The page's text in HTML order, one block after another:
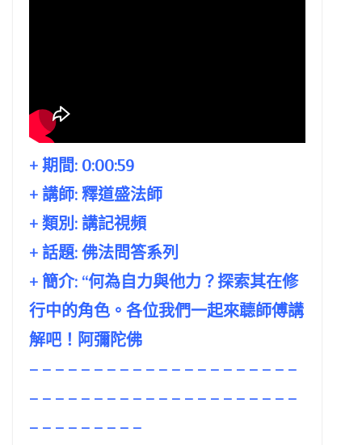
+ 期間: 0:00:59
+ 講師: 釋道盛法師
+ 類別: 講記視頻
+ 話題: 佛法問答系列
+ 簡介: “何為自力與他力？探索其在修
行中的角色。各位我們一起來聼師傅講
解吧！阿彌陀佛
– – – – – – – – – – – – – – – – – – – – –
– – – – – – – – – – – – – – – – – – – – –
– – – – – – – – –